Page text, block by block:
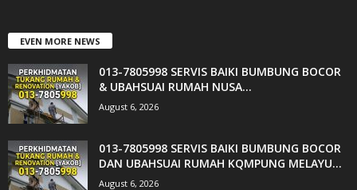
EVEN MORE NEWS
013-7805998 SERVIS BAIKI BUMBUNG BOCOR
& UBAHSUAI RUMAH NUSA...
August 6, 2026
013-7805998 SERVIS BAIKI BUMBUNG BOCOR
DAN UBAHSUAI RUMAH KQMPUNG MELAYU...
August 6, 2026